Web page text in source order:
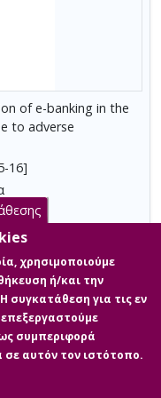
of e-banking in the
to adverse
16]
εργασία
τραπεζικό τομέα και
στην καθημερινότητα
Η φύση των
περισσότερο και
με βάση τις
διαδίκτυο εισχώρησε
χρησιμοποιούμε
ή/και την
για τις εν
συμπεριφορά
σε αυτόν τον ιστότοπο.